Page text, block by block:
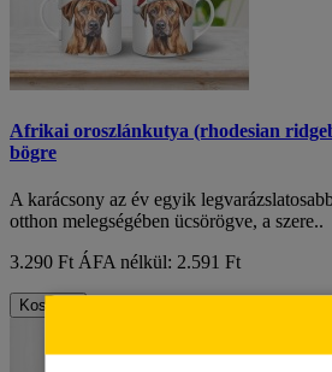
Afrikai oroszlánkutya (rhodesian
bögre
A karácsony az év egyik
otthon melegségében ücsörögve, a szere..
3.290 Ft ÁFA nélkül: 2.591 Ft
Kosárba